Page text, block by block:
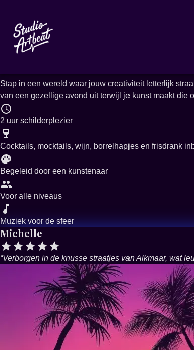
Meer evenementen
Glow in the
Stap in een wereld waar jouw creativiteit letterlijk
van een gezellige avond uit terwijl je kunst maakt die
2 uur schilderplezier
Cocktails, mocktails, wijn, borrelhapjes en frisdrank
Begeleid door een kunstenaar
Voor alle niveaus
Muziek voor de sfeer
Michelle
“Verborgen in de knusse straatjes van Alkmaar, wat